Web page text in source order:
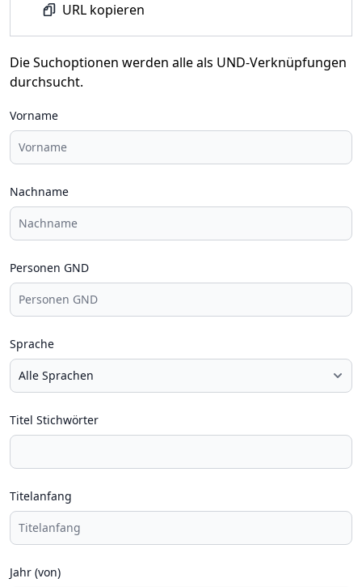
URL kopieren
Die Suchoptionen werden alle als UND-Verknüpfungen
durchsucht.
Vorname
Nachname
Personen GND
Sprache
Titel Stichwörter
Titelanfang
Jahr (von)